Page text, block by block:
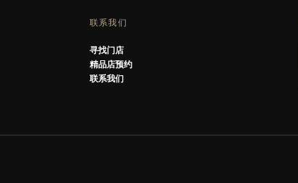
联系我们
寻找门店
精品店预约
联系我们